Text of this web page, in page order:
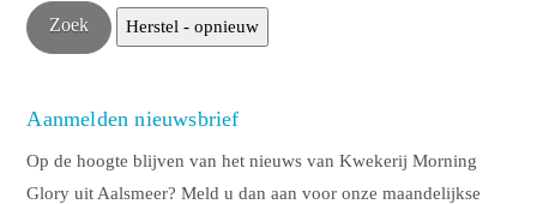
Aanmelden nieuwsbrief
Op de hoogte blijven van het nieuws van Kwekerij Morning
Glory uit Aalsmeer? Meld u dan aan voor onze maandelijkse